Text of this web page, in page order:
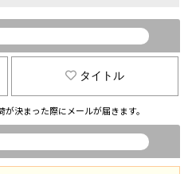
タイトル
決まった際にメールが届きます。